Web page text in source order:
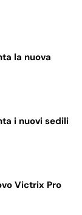
la nuova
i nuovi sedili
Victrix Pro